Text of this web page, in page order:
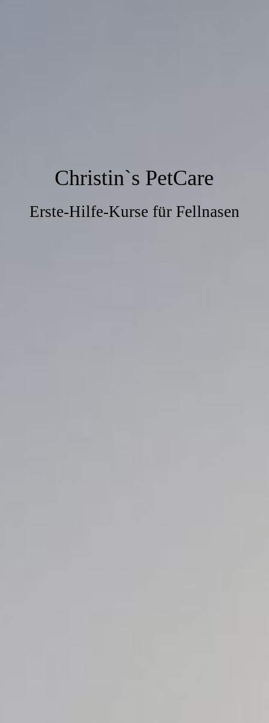
Christin`s PetCare
Erste-Hilfe-Kurse für Fellnasen